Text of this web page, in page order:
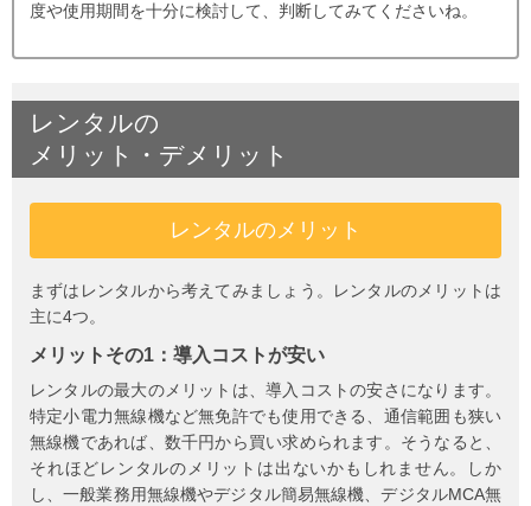
度や使用期間を十分に検討して、判断してみてくださいね。
レンタルの
メリット・デメリット
レンタルのメリット
まずはレンタルから考えてみましょう。レンタルのメリットは
主に4つ。
メリットその1：導入コストが安い
レンタルの最大のメリットは、導入コストの安さになります。
特定小電力無線機など無免許でも使用できる、通信範囲も狭い
無線機であれば、数千円から買い求められます。そうなると、
それほどレンタルのメリットは出ないかもしれません。しか
し、一般業務用無線機やデジタル簡易無線機、デジタルMCA無